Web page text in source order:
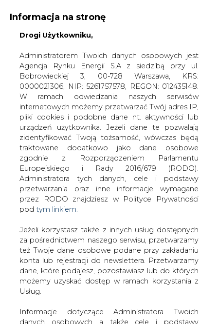
KONTAKT:
WYDAWCA PORTALU:
WYSOKI KONTRAST A A
ZALOGUJ SIĘ
WŁĄCZ CIRE.TV
Informacja na stronę
Drogi Użytkowniku,
Administratorem Twoich danych osobowych jest
Agencja Rynku Energii S.A z siedzibą przy ul.
Bobrowieckiej 3, 00-728 Warszawa, KRS:
0000021306, NIP: 5261757578, REGON: 012435148.
W ramach odwiedzania naszych serwisów
internetowych możemy przetwarzać Twój adres IP,
pliki cookies i podobne dane nt. aktywności lub
urządzeń użytkownika. Jeżeli dane te pozwalają
zidentyfikować Twoją tożsamość, wówczas będą
traktowane dodatkowo jako dane osobowe
zgodnie z Rozporządzeniem Parlamentu
Europejskiego i Rady 2016/679 (RODO).
Administratora tych danych, cele i podstawy
przetwarzania oraz inne informacje wymagane
przez RODO znajdziesz w Polityce Prywatności
pod tym linkiem.
Jeżeli korzystasz także z innych usług dostępnych
za pośrednictwem naszego serwisu, przetwarzamy
też Twoje dane osobowe podane przy zakładaniu
konta lub rejestracji do newslettera. Przetwarzamy
dane, które podajesz, pozostawiasz lub do których
możemy uzyskać dostęp w ramach korzystania z
Usług.
Informacje dotyczące Administratora Twoich
danych osobowych a także cele i podstawy
Strona główna
SERWIS INFORMACYJNY CIRE
/ Nowe centra obsługi klienta Energi Operatora w
Elblągu i Słupsku
drukuj